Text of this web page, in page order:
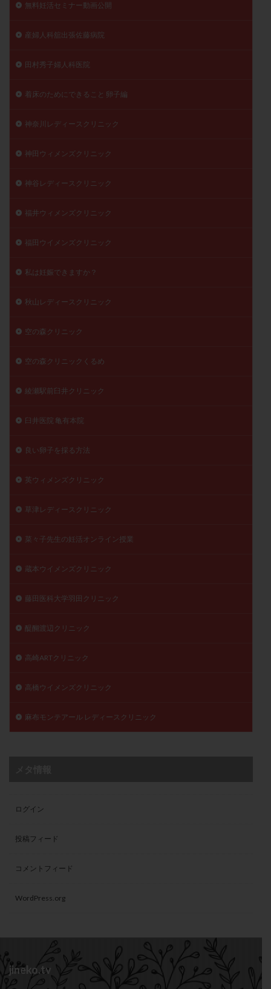
無料妊活セミナー動画公開
産婦人科舘出張佐藤病院
田村秀子婦人科医院
着床のためにできること 卵子編
神奈川レディースクリニック
神田ウィメンズクリニック
神谷レディースクリニック
福井ウィメンズクリニック
福田ウイメンズクリニック
私は妊娠できますか？
秋山レディースクリニック
空の森クリニック
空の森クリニックくるめ
綾瀬駅前臼井クリニック
臼井医院 亀有本院
良い卵子を採る方法
英ウィメンズクリニック
草津レディースクリニック
菜々子先生の妊活オンライン授業
蔵本ウイメンズクリニック
藤田医科大学羽田クリニック
醍醐渡辺クリニック
高崎ARTクリニック
高橋ウイメンズクリニック
麻布モンテアール レディースクリニック
ログイン
投稿フィード
コメントフィード
WordPress.org
jineko.tv